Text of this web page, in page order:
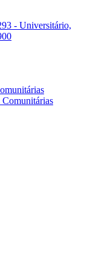
- Universitário,